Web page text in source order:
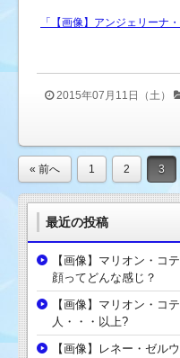
「【画像】アンジェリーナ
2015年07月11日（土）
« 前へ 1 2 3
最近の投稿
【画像】マリオン・コ
顔ってどんな感じ？
【画像】マリオン・コ
人・・・以上?
【画像】レネー・ゼル